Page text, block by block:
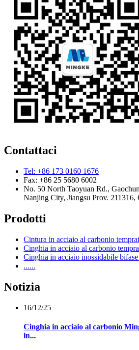
Contattaci
Tel: +86 173 0160 1676
Fax: +86 25 5680 6002
No. 50 North Taoyuan Rd.,
Nanjing City, Jiangsu Prov. 211316,
Prodotti
Cintura in acciaio al carbonio
Cinghia in acciaio al carbonio
Cinghia in acciaio inossidabile
......
Notizia
16/12/25
Cinghia in acciaio al carbonio
in...